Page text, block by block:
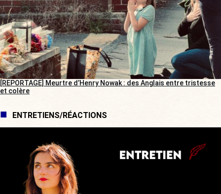
[REPORTAGE] Meurtre d’Henry Nowak : des Anglais entre tristesse
et colère
ENTRETIENS/RÉACTIONS